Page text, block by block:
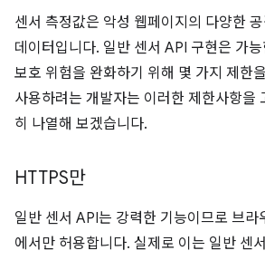
센서 측정값은 악성 웹페이지의 다양한
데이터입니다. 일반 센서 API 구현은 가
보호 위험을 완화하기 위해 몇 가지 제한
사용하려는 개발자는 이러한 제한사항을
히 나열해 보겠습니다.
HTTPS만
일반 센서 API는 강력한 기능이므로 브라
에서만 허용합니다. 실제로 이는 일반 센